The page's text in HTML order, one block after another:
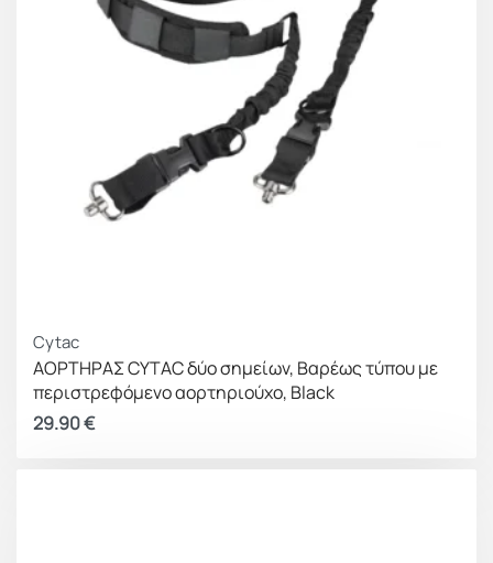
Cytac
ΑΟΡΤΗΡΑΣ CYTAC δύο σημείων, Βαρέως τύπου με
περιστρεφόμενο αορτηριούχο, Black
29.90€